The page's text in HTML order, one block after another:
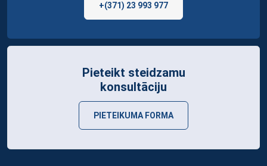
+(371) 23 993 977
Pieteikt steidzamu
konsultāciju
PIETEIKUMA FORMA